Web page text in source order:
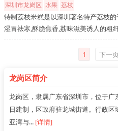
深圳市龙岗区 水果 荔枝
特制荔枝米糕是以深圳著名特产荔枝的
湿胃祛寒,酥脆焦香,荔味滋美诱人的粗
益健康。特别对老人,学生,非体力劳动
米糕客家人是用作结婚嫁娶,吉日节庆,
1 下一
龙岗区简介
龙岗区，隶属广东省深圳市，位于广
日建制，区政府驻龙城街道。行政
亚湾与... [详情]